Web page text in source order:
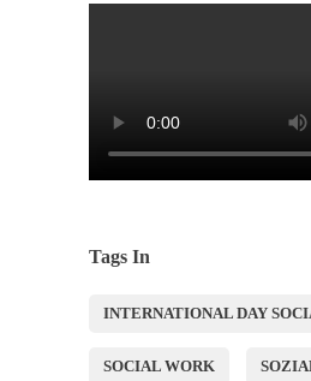
Tags In
INTERNATIONAL DAY
SOCIAL WORK